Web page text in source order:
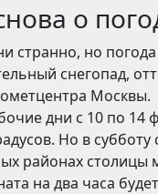
о
странно, но
снегопад,
Москвы.
дни с 10 по 14
Но в
районах столицы
на два часа